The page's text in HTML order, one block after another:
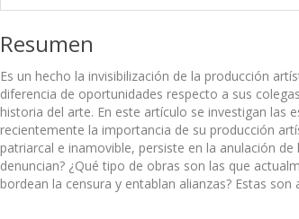
Resumen
Es un hecho la invisibilización de la producción
diferencia de oportunidades respecto a sus
historia del arte. En este artículo se investigan las
recientemente la importancia de su producción
patriarcal e inamovible, persiste en la anulación
denuncian? ¿Qué tipo de obras son las que
bordean la censura y entablan alianzas? Estas